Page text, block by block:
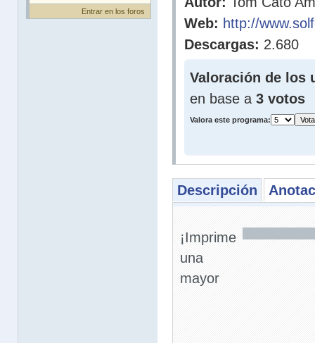
Entrar en los foros
Web: http://
Descargas: 2.680
Valoración de los
en base a 3 votos
Valora este programa:
Descripción
¡Imprime
una
mayor